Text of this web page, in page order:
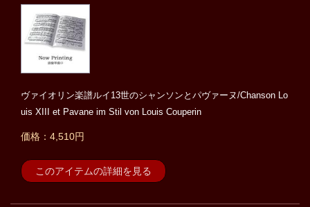
ヴァイオリン楽譜ルイ13世のシャンソンとパヴァーヌ/Chanson Lo
uis XIII et Pavane im Stil von Louis Couperin
価格：4,510円
このアイテムの詳細を見る